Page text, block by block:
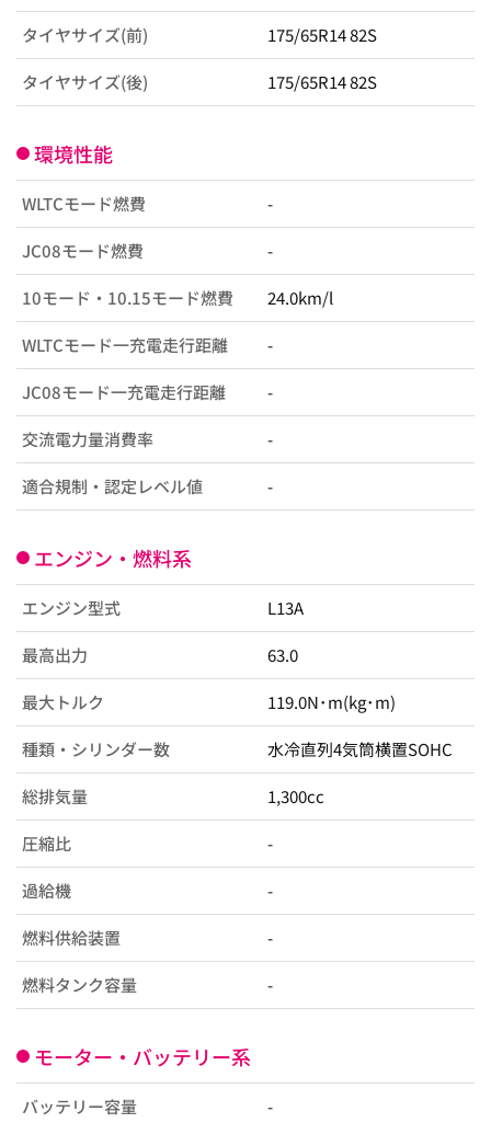
タイヤサイズ(前) 175/65R14 82S
タイヤサイズ(後) 175/65R14 82S
環境性能
WLTCモード燃費 -
JC08モード燃費 -
10モード・10.15モード燃費 24.0km/l
WLTCモード一充電走行距離 -
JC08モード一充電走行距離 -
交流電力量消費率 -
適合規制・認定レベル値 -
エンジン・燃料系
エンジン型式 L13A
最高出力 63.0
最大トルク 119.0N･m(kg･m)
種類・シリンダー数 水冷直列4気筒横置SOHC
総排気量 1,300cc
圧縮比 -
過給機 -
燃料供給装置 -
燃料タンク容量 -
モーター・バッテリー系
バッテリー容量 -